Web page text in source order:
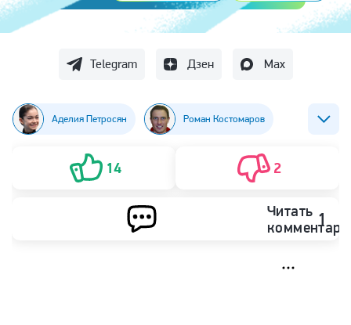
Telegram Дзен Max
Аделия Петросян Роман Костомаров
Фигурное катание 14 2
Читать 1